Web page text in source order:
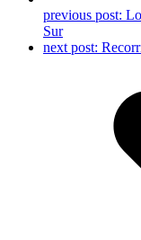
previous post:
Sur
next post: